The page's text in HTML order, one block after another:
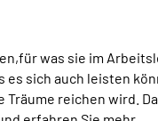
was sie im
sich auch leisten
reichen wird.